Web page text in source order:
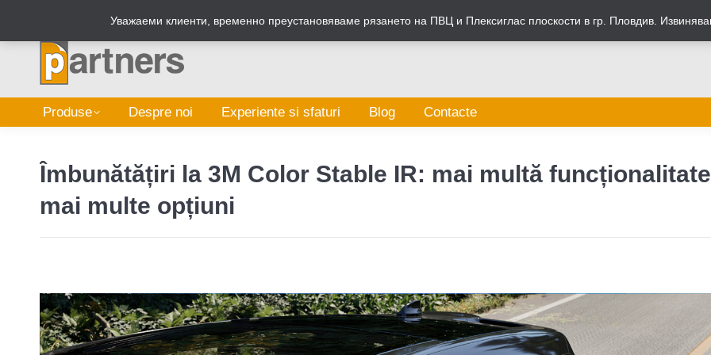
Produse Despre noi Experiente si sfaturi Blog Contacte
Îmbunătățiri la 3M Color Stable IR: mai multă
mai multe opțiuni
Уважаеми клиенти, временно преустановяваме рязането на ПВЦ и Плексиглас плоскости в гр. Пловдив.